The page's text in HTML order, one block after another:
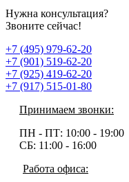
Нужна консультация?
Звоните сейчас!
+7 (495) 979-62-20
+7 (901) 519-62-20
+7 (925) 419-62-20
+7 (917) 515-01-80
Принимаем звонки:
ПН - ПТ: 10:00 - 19:00
СБ: 11:00 - 16:00
Работа офиса: